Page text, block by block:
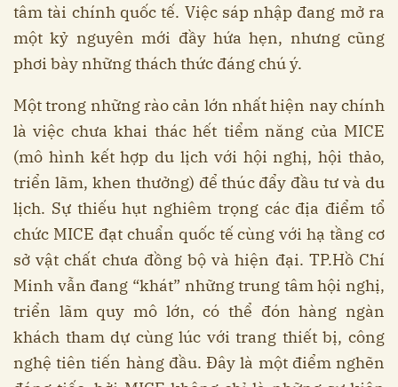
tâm tài chính quốc tế. Việc sáp nhập đang mở ra
một kỷ nguyên mới đầy hứa hẹn, nhưng cũng
phơi bày những thách thức đáng chú ý.
Một trong những rào cản lớn nhất hiện nay chính
là việc chưa khai thác hết tiểm năng của MICE
(mô hình kết hợp du lịch với hội nghị, hội thảo,
triển lãm, khen thưởng) để thúc đẩy đầu tư và du
lịch. Sự thiếu hụt nghiêm trọng các địa điểm tổ
chức MICE đạt chuẩn quốc tế cùng với hạ tầng cơ
sở vật chất chưa đồng bộ và hiện đại. TP.Hồ Chí
Minh vẫn đang “khát” những trung tâm hội nghị,
triển lãm quy mô lớn, có thể đón hàng ngàn
khách tham dự cùng lúc với trang thiết bị, công
nghệ tiên tiến hàng đầu. Đây là một điểm nghẽn